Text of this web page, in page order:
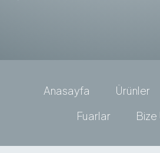
Anasayfa Ürünler
Fuarlar
Bize